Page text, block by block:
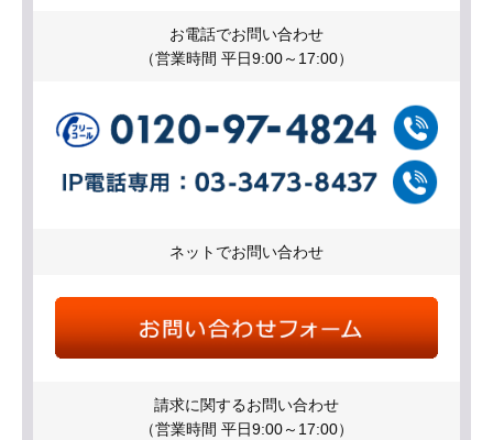
お電話でお問い合わせ
（営業時間 平日9:00～17:00）
ネットでお問い合わせ
請求に関するお問い合わせ
（営業時間 平日9:00～17:00）